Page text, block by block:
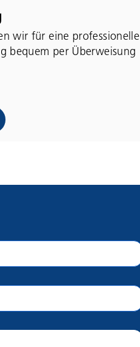
wir für eine professionelle
bequem per Überweisung